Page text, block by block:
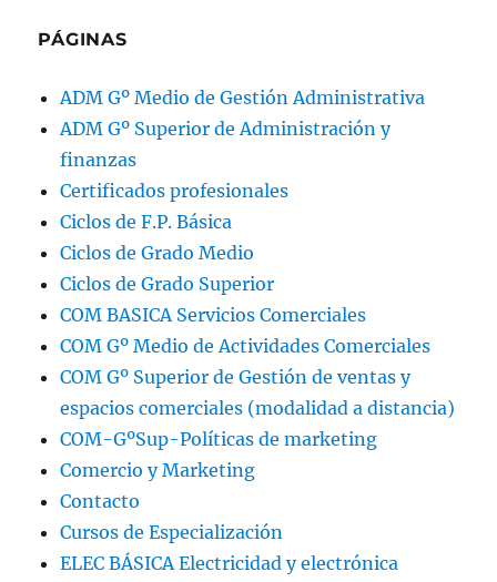
PÁGINAS
ADM Gº Medio de Gestión Administrativa
ADM Gº Superior de Administración y
finanzas
Certificados profesionales
Ciclos de F.P. Básica
Ciclos de Grado Medio
Ciclos de Grado Superior
COM BASICA Servicios Comerciales
COM Gº Medio de Actividades Comerciales
COM Gº Superior de Gestión de ventas y
espacios comerciales (modalidad a distancia)
COM-GºSup-Políticas de marketing
Comercio y Marketing
Contacto
Cursos de Especialización
ELEC BÁSICA Electricidad y electrónica